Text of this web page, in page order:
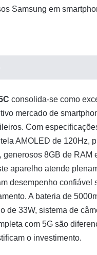
Samsung em
consolida-se como
mercado de
Com
AMOLED de 120Hz,
generosos 8GB de RAM
aparelho atende
desempenho confiável
A bateria de
de 33W, sistema de
com 5G são
o investimento.